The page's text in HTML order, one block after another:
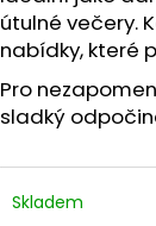
útulné večery.
nabídky, které
Pro
sladký
Skladem